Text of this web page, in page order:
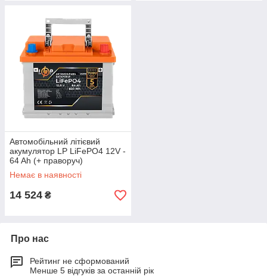
Автомобільний літієвий
акумулятор LP LiFePO4 12V -
64 Ah (+ праворуч)
Немає в наявності
14 524 ₴
Про нас
Рейтинг не сформований
Менше 5 відгуків за останній рік